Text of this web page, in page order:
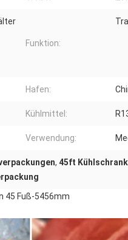
Funktion:
Hafen:
Kühlmittel:
Verwendung:
, 45ft
45 Fuß-5456mm